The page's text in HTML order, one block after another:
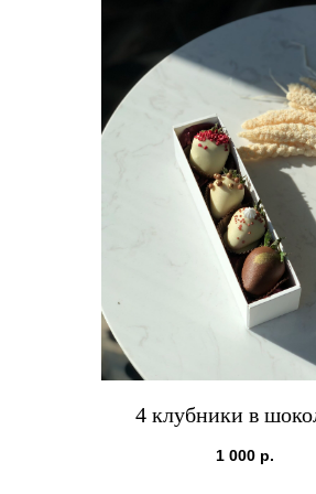
4 клубники в
1 000 р.